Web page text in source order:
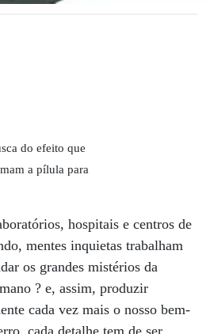
do efeito que
a pílula para
hospitais e centros de
mentes inquietas trabalham
os grandes mistérios da
? e, assim, produzir
cada vez mais o nosso bem-